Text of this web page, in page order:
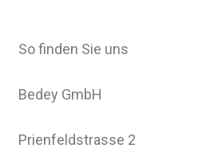
So finden Sie uns
Bedey GmbH
Prienfeldstrasse 2